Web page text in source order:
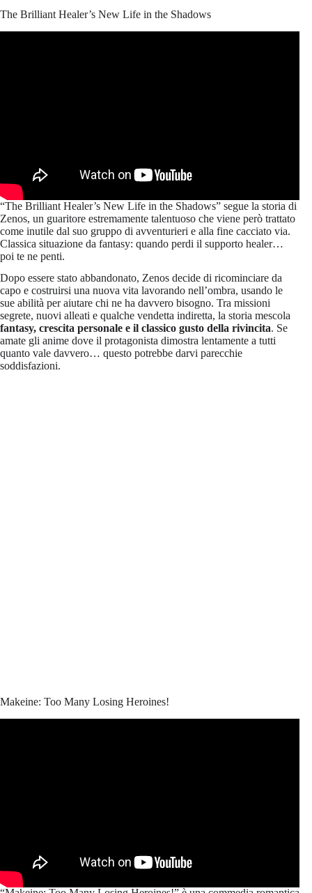
The Brilliant Healer’s New Life in the Shadows
“The Brilliant Healer’s New Life in the Shadows” segue la storia di
Zenos, un guaritore estremamente talentuoso che viene però trattato
come inutile dal suo gruppo di avventurieri e alla fine cacciato via.
Classica situazione da fantasy: quando perdi il supporto healer…
poi te ne penti.
Dopo essere stato abbandonato, Zenos decide di ricominciare da
capo e costruirsi una nuova vita lavorando nell’ombra, usando le
sue abilità per aiutare chi ne ha davvero bisogno. Tra missioni
segrete, nuovi alleati e qualche vendetta indiretta, la storia mescola
fantasy, crescita personale e il classico gusto della rivincita. Se
amate gli anime dove il protagonista dimostra lentamente a tutti
quanto vale davvero… questo potrebbe darvi parecchie
soddisfazioni.
Makeine: Too Many Losing Heroines!